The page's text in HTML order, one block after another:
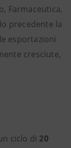
Farmaceutica,
precedente la
esportazioni
cresciute,
ciclo di 20